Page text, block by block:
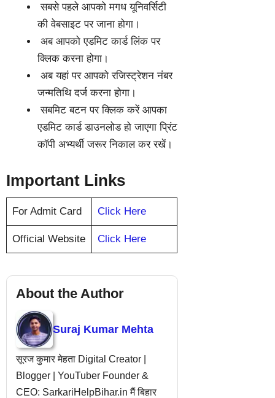
‌ सबसे पहले आपको मगध यूनिवर्सिटी
की वेबसाइट पर जाना होगा।
‌ अब आपको एडमिट कार्ड लिंक पर
क्लिक करना होगा।
‌ अब यहां पर आपको रजिस्ट्रेशन नंबर
जन्मतिथि दर्ज करना होगा।
‌ सबमिट बटन पर क्लिक करें आपका
एडमिट कार्ड डाउनलोड हो जाएगा प्रिंट
कॉपी अभ्यर्थी जरूर निकाल कर रखें।
Important Links
For Admit Card Click Here
Official Website Click Here
About the Author
Suraj Kumar Mehta
सूरज कुमार मेहता Digital Creator |
Blogger | YouTuber Founder &
CEO: SarkariHelpBihar.in मैं बिहार